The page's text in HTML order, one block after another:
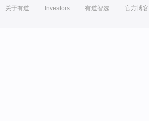
关于有道 Investors 有道智选 官方博客